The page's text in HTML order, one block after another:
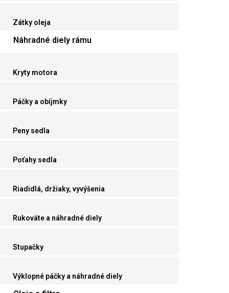
Zátky oleja
Náhradné diely rámu
Kryty motora
Páčky a obíjmky
Peny sedla
Poťahy sedla
Riadidlá, držiaky, vyvýšenia
Rukoväte a náhradné diely
Stupačky
Výklopné páčky a náhradné diely